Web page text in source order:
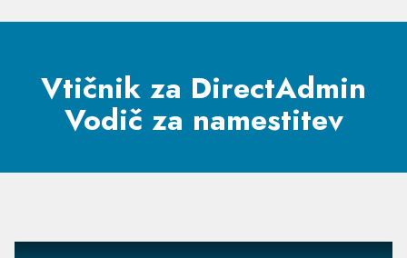
Vtičnik za DirectAdmin
Vodič za namestitev